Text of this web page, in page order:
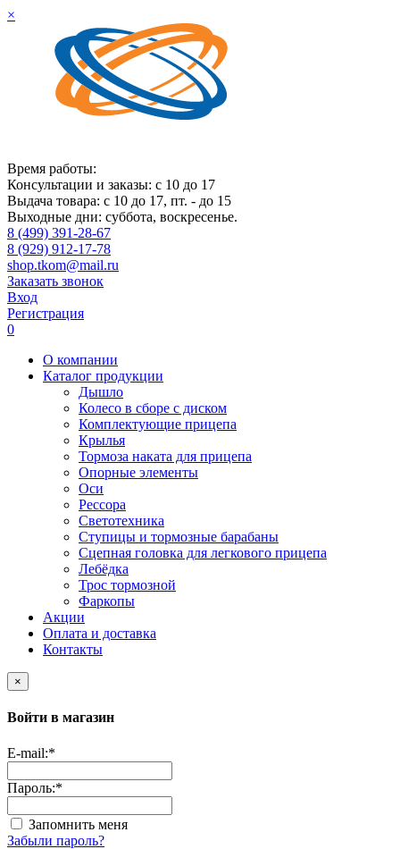
×
Время работы:
Консультации и заказы: с 10 до 17
Выдача товара: с 10 до 17, пт. - до 15
Выходные дни: суббота, воскресенье.
8 (499) 391-28-67
8 (929) 912-17-78
shop.tkom@mail.ru
Заказать звонок
Вход
Регистрация
0
О компании
Каталог продукции
Дышло
Колесо в сборе с диском
Комплектующие прицепа
Крылья
Тормоза наката для прицепа
Опорные элементы
Оси
Рессора
Светотехника
Ступицы и тормозные барабаны
Сцепная головка для легкового прицепа
Лебёдка
Трос тормозной
Фаркопы
Акции
Оплата и доставка
Контакты
×
Войти в магазин
E-mail:*
Пароль:*
Запомнить меня
Забыли пароль?